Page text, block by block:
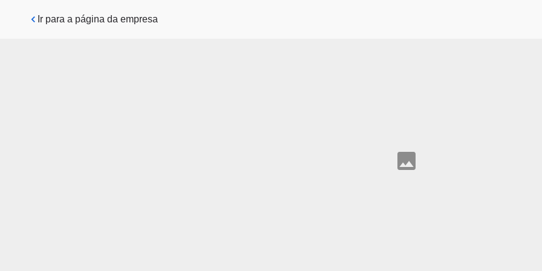
Pular para o conteúdo principal
Ir para a página da empresa